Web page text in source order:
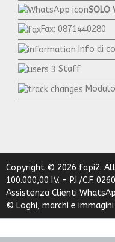
SOLO
Fax: 0871440280
Info di
Staff
Copyright © 2026 fapi2. All
100.000,00 I.V. - P.I./C.F.
Assistenza Clienti
© Loghi, marchi e